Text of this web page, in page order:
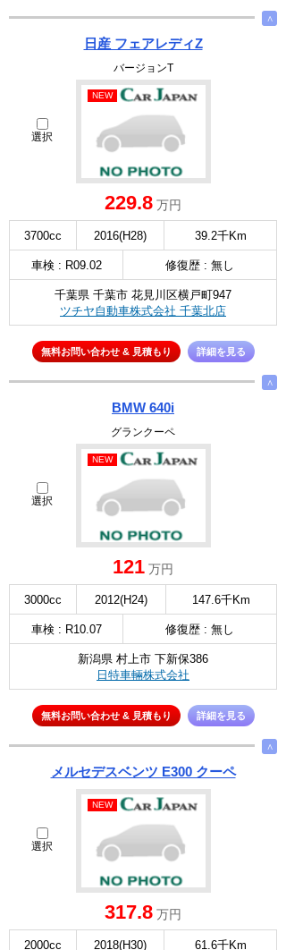
∧
日産 フェアレディZ
バージョンT
選択
NEW
229.8 万円
3700cc 2016(H28) 39.2千Km
車検 : R09.02 修復歴 : 無し
千葉県 千葉市 花見川区横戸町947
ツチヤ自動車株式会社 千葉北店
無料お問い合わせ & 見積もり 詳細を見る
∧
BMW 640i
グランクーペ
選択
NEW
121 万円
3000cc 2012(H24) 147.6千Km
車検 : R10.07 修復歴 : 無し
新潟県 村上市 下新保386
日特車輛株式会社
無料お問い合わせ & 見積もり 詳細を見る
∧
メルセデスベンツ E300 クーペ
選択
NEW
317.8 万円
2000cc 2018(H30) 61.6千Km